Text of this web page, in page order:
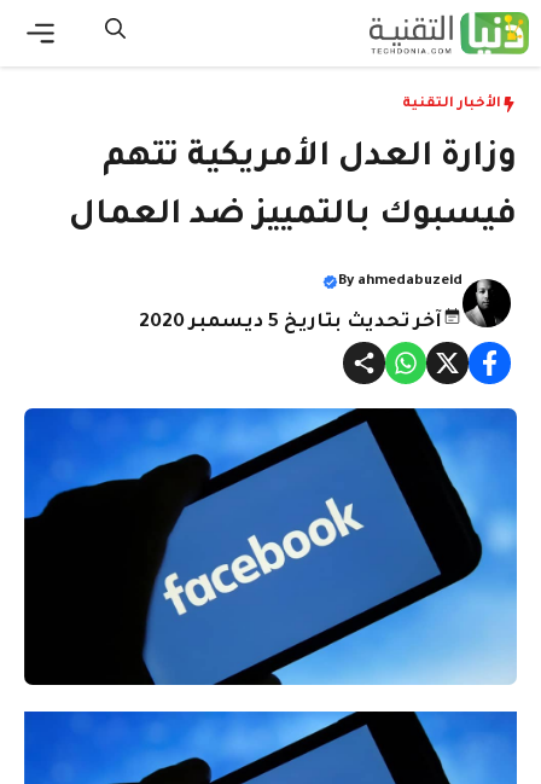
انتقل
إلى
الأخبار التقنية
وزارة العدل الأمريكية تتهم
فيسبوك بالتمييز ضد العمال
By ahmedabuzeid
آخر تحديث بتاريخ 5 ديسمبر 2020